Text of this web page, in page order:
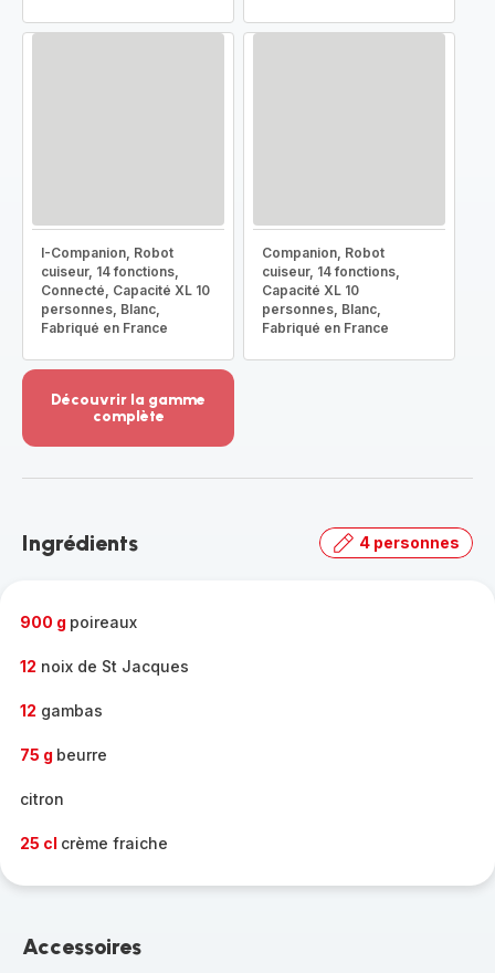
I-Companion, Robot
cuiseur, 14 fonctions,
Connecté, Capacité XL 10
personnes, Blanc,
Fabriqué en France
Companion, Robot
cuiseur, 14 fonctions,
Capacité XL 10
personnes, Blanc,
Fabriqué en France
Découvrir la gamme
complète
-
gamme
Ingrédients 4 personnes
900 g poireaux
12 noix de St Jacques
12 gambas
75 g beurre
citron
25 cl crème fraiche
Accessoires